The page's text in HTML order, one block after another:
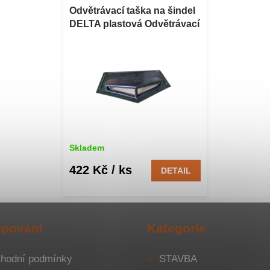
Odvětrávací taška na šindel
DELTA plastová Odvětrávací
Skladem
422 Kč / ks DETAIL
podmínky
Kategorie
STAVBA